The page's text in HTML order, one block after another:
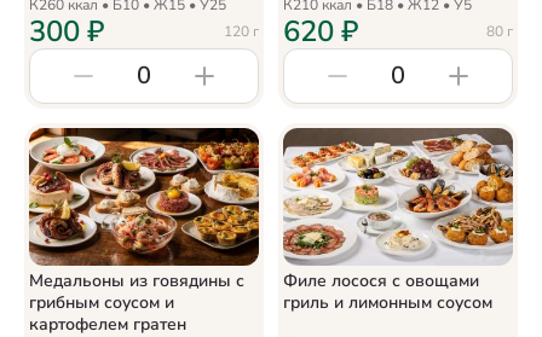
К260 ккал • Б10 • Ж15 • У25
120 г
300₽
0
К210 ккал • Б18 • Ж12 • У5
80 г
620₽
0
Медальоны из говядины с
грибным соусом и
картофелем гратен
Филе лосося с овощами
гриль и лимонным соусом